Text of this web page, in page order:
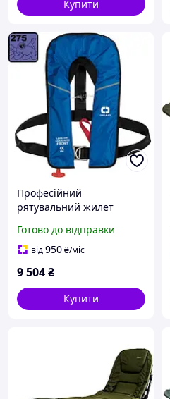
Купити
Професійний
рятувальний жилет
водного транспорту з
автоматичним
Готово до відправки
від950₴/міс
9 504₴
Купити